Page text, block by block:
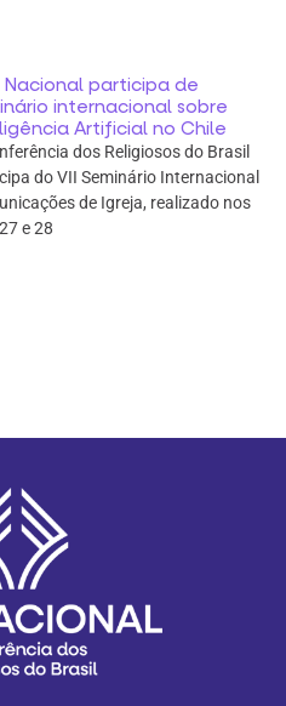
Nacional participa de
internacional sobre
Artificial no Chile
dos Religiosos do Brasil
do VII Seminário Internacional
de Igreja, realizado nos
e 28